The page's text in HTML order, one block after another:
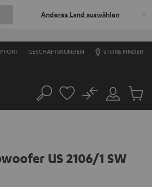
Anderes Land auswählen
GESCHÄFTSKUNDEN STORE FINDER
Suche
Mein
Konto
No
Artikel
US 2106/1 SW